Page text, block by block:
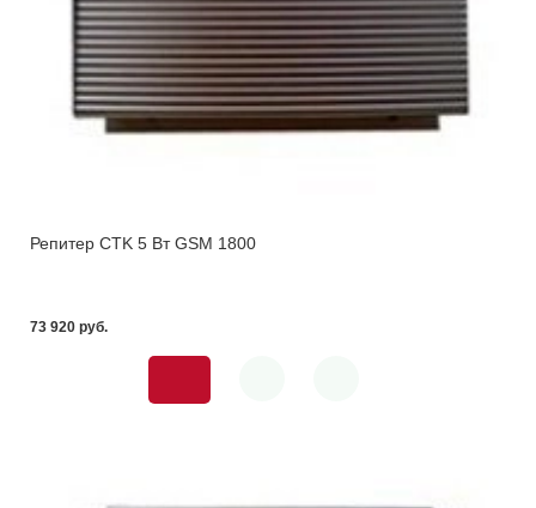
Репитер CTK 5 Вт GSM 1800
73 920 pуб.